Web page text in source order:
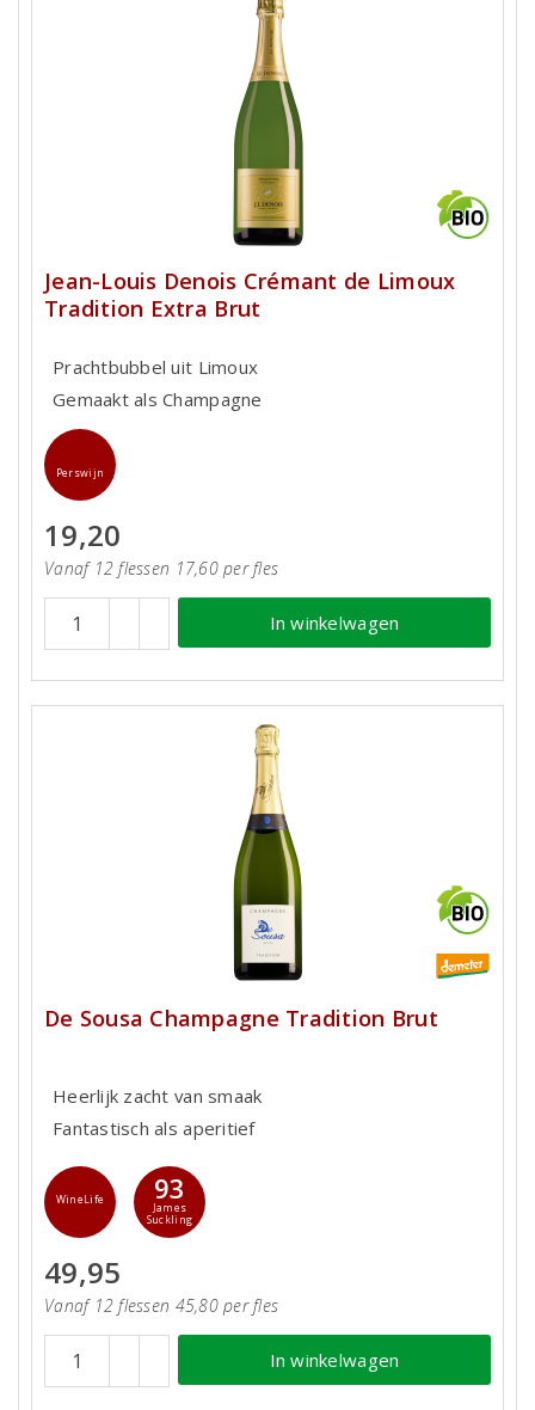
Jean-Louis Denois Crémant de Limoux
Tradition Extra Brut
Prachtbubbel uit Limoux
Gemaakt als Champagne
Perswijn
19,20
Vanaf 12 flessen 17,60 per fles
In winkelwagen
De Sousa Champagne Tradition Brut
Heerlijk zacht van smaak
Fantastisch als aperitief
WineLife 93
James
Suckling
49,95
Vanaf 12 flessen 45,80 per fles
In winkelwagen